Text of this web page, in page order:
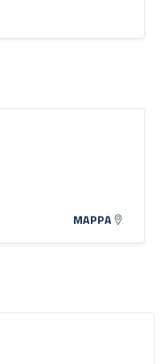
MAPPA